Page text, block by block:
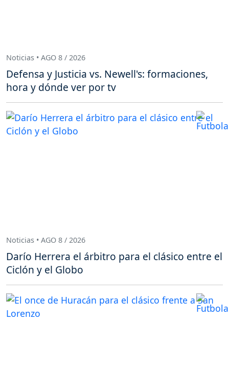
Noticias • AGO 8 / 2026
Defensa y Justicia vs. Newell's: formaciones,
hora y dónde ver por tv
Noticias • AGO 8 / 2026
Darío Herrera el árbitro para el clásico entre el
Ciclón y el Globo